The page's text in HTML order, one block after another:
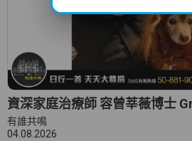
資深家庭治療師 容曾莘薇博士
有誰共鳴
04.08.2026